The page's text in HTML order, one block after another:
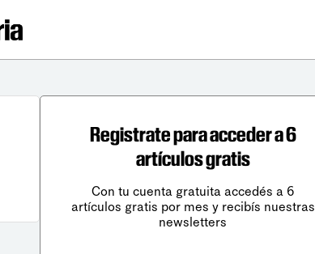
Registrate para acceder a 6
artículos gratis
Con tu cuenta gratuita accedés a 6
artículos gratis por mes y recibís nuestras
newsletters